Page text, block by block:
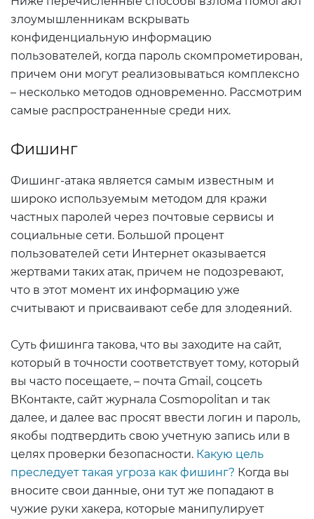
злоумышленникам вскрывать
конфиденциальную информацию
пользователей, когда пароль скомпрометирован,
причем они могут реализовываться комплексно
– несколько методов одновременно. Рассмотрим
самые распространенные среди них.
Фишинг
Фишинг-атака является самым известным и
широко используемым методом для кражи
частных паролей через почтовые сервисы и
социальные сети. Большой процент
пользователей сети Интернет оказывается
жертвами таких атак, причем не подозревают,
что в этот момент их информацию уже
считывают и присваивают себе для злодеяний.
Суть фишинга такова, что вы заходите на сайт,
который в точности соответствует тому, который
вы часто посещаете, – почта Gmail, соцсеть
ВКонтакте, сайт журнала Cosmopolitan и так
далее, и далее вас просят ввести логин и пароль,
якобы подтвердить свою учетную запись или в
целях проверки безопасности. Какую цель
преследует такая угроза как фишинг? Когда вы
вносите свои данные, они тут же попадают в
чужие руки хакера, которые манипулирует